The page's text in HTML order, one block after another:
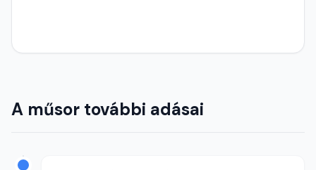
A műsor további adásai